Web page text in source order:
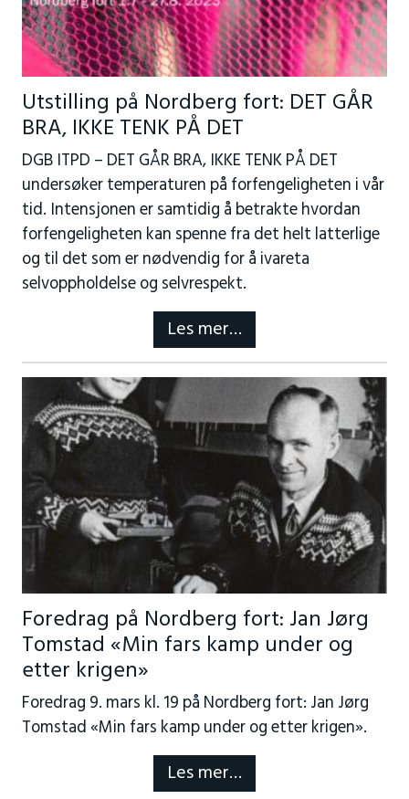
Utstilling på Nordberg fort: DET GÅR
BRA, IKKE TENK PÅ DET
DGB ITPD – DET GÅR BRA, IKKE TENK PÅ DET
undersøker temperaturen på forfengeligheten i vår
tid. Intensjonen er samtidig å betrakte hvordan
forfengeligheten kan spenne fra det helt latterlige
og til det som er nødvendig for å ivareta
selvoppholdelse og selvrespekt.
Les mer…
Foredrag på Nordberg fort: Jan Jørg
Tomstad «Min fars kamp under og
etter krigen»
Foredrag 9. mars kl. 19 på Nordberg fort: Jan Jørg
Tomstad «Min fars kamp under og etter krigen».
Les mer…